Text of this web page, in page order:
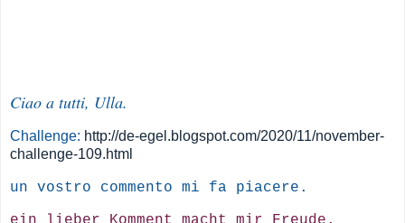
Ciao a tutti, Ulla.
Challenge: http://de-egel.blogspot.com/2020/11/november-
challenge-109.html
un vostro commento mi fa piacere.